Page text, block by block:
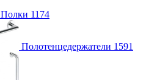
Полки 1174
Полотенцедержатели 1591